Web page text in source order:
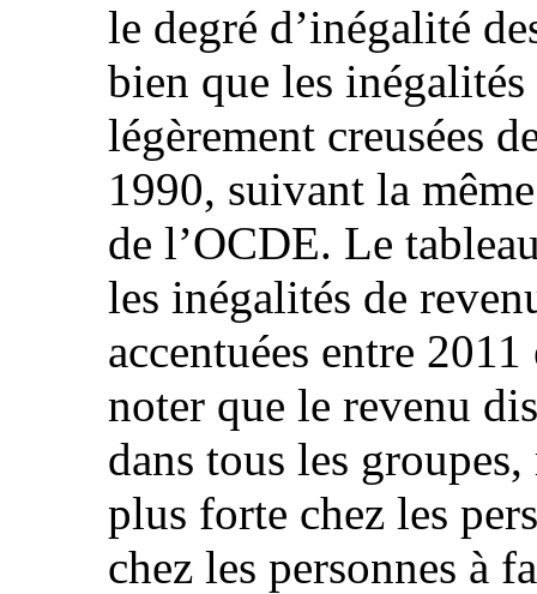
le degré d’inégalité
bien que les
légèrement creusées
1990, suivant la
de l’OCDE. Le
les inégalités de
accentuées entre
noter que le revenu
dans tous les groupes,
plus forte chez les
chez les personnes à